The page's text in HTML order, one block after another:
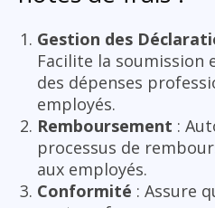
Gestion des
Facilite la soumission
des dépenses
employés.
Remboursement :
processus de
aux employés.
Conformité : Assure